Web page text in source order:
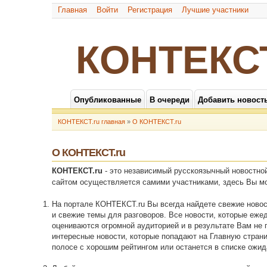
Главная Войти Регистрация Лучшие участники
Опубликованные В очереди Добавить
КОНТЕКСТ.ru главная »О КОНТЕКСТ.ru
О КОНТЕКСТ.ru
КОНТЕКСТ.ru - это независимый русскоязычный
сайтом осуществляется самими участниками, здесь Вы
На портале КОНТЕКСТ.ru Вы всегда найдете свежие
и свежие темы для разговоров. Все новости, которые
оцениваются огромной аудиторией и в результате Вам
интересные новости, которые попадают на Главную
полосе с хорошим рейтингом или останется в списке